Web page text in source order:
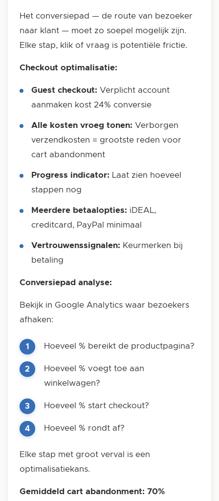
Het conversiepad — de route van bezoeker
naar klant — moet zo soepel mogelijk zijn.
Elke stap, klik of vraag is potentiële frictie.
Checkout optimalisatie:
Guest checkout: Verplicht account
aanmaken kost 24% conversie
Alle kosten vroeg tonen: Verborgen
verzendkosten = grootste reden voor
cart abandonment
Progress indicator: Laat zien hoeveel
stappen nog
Meerdere betaalopties: iDEAL,
creditcard, PayPal minimaal
Vertrouwenssignalen: Keurmerken bij
betaling
Conversiepad analyse:
Bekijk in Google Analytics waar bezoekers
afhaken:
Hoeveel % bereikt de productpagina?
Hoeveel % voegt toe aan
winkelwagen?
Hoeveel % start checkout?
Hoeveel % rondt af?
Elke stap met groot verval is een
optimalisatiekans.
Gemiddeld cart abandonment: 70%